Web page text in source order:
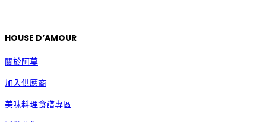
HOUSE D’AMOUR
關於阿莫
加入供應商
美味料理食譜專區